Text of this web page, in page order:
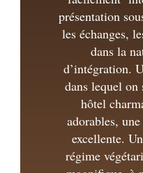
présentation
les échanges,
dans la
d’intégration.
dans lequel on
hôtel
adorables,
excellente.
régime